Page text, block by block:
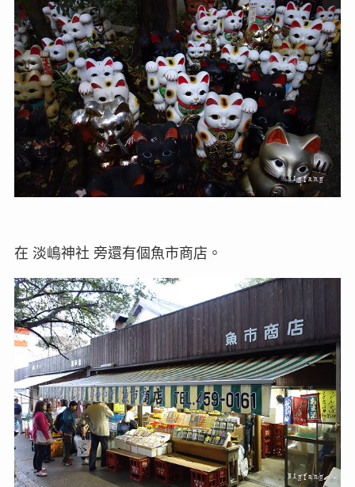
在 淡嶋神社 旁還有個魚市商店。